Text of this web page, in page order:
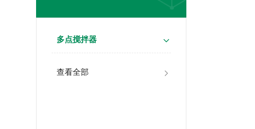
多点搅拌器
查看全部